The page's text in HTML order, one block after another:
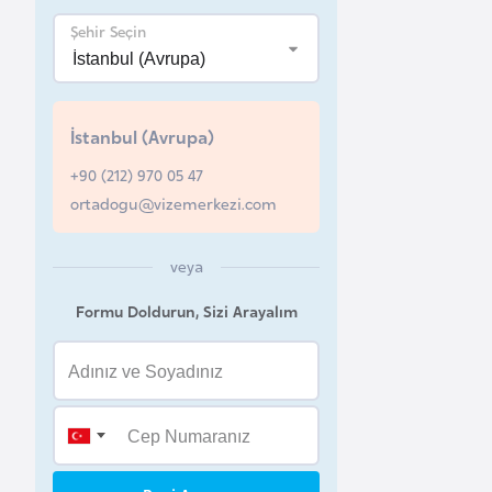
Şehir Seçin
İstanbul (Avrupa)
+90 (212) 970 05 47
ortadogu@vizemerkezi.com
veya
Formu Doldurun, Sizi Arayalım
B
e
r
u
s
B
i
k